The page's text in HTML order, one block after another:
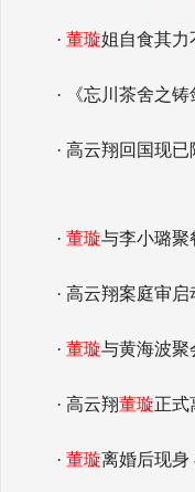
· 董璇姐自食其力
· 《忘川茶舍之
· 高云翔回国现
· 董璇与李小璐聚
· 高云翔案庭审启
· 董璇与黄海波聚
· 高云翔董璇正式
· 董璇离婚后现身